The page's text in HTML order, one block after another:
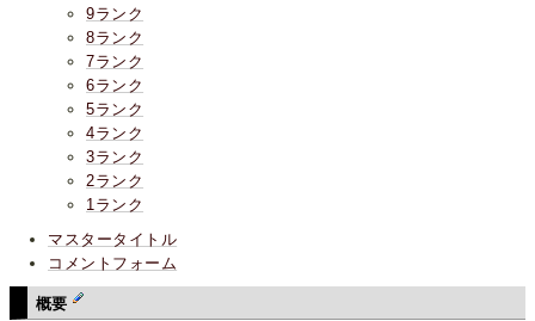
9ランク
8ランク
7ランク
6ランク
5ランク
4ランク
3ランク
2ランク
1ランク
マスタータイトル
コメントフォーム
概要